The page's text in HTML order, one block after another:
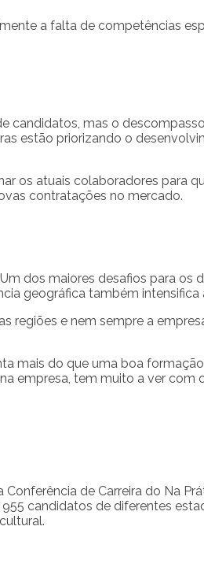
a falta de competências
candidatos, mas o
estão priorizando o
os atuais colaboradores para
contratações no mercado.
dos maiores desafios para os
geográfica também
regiões e nem sempre a
mais do que uma boa
empresa, tem muito a ver
de Carreira do Na
candidatos de diferentes